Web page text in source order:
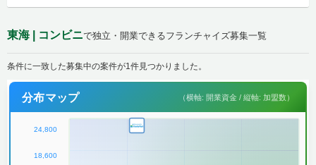
東海 | コンビニで独立・開業できるフランチャイズ募集一覧
条件に一致した募集中の案件が1件見つかりました。
分布マップ （横軸: 開業資金 / 縦軸: 加盟数）
24,800
18,600